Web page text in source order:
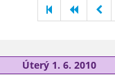
Úterý 1. 6. 2010